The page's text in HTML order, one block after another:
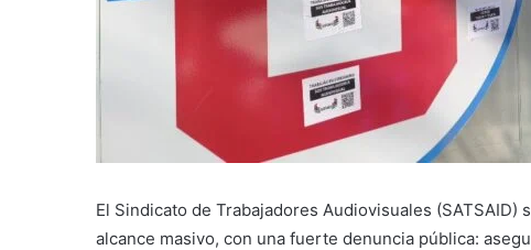
El Sindicato de Trabajadores Audiovisuales (SATSAID)
alcance masivo, con una fuerte denuncia pública: